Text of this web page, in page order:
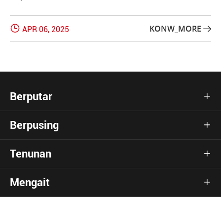
 APR 06, 2025 KONW_MORE 
Berputar 
Berpusing 
Tenunan 
Mengait 